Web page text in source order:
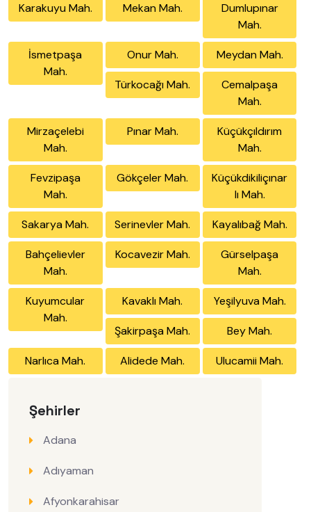
Şehirler
Adana
Adıyaman
Afyonkarahisar
Karakuyu Mah. Mekan Mah.
Dumlupınar
Mah.
İsmetpaşa
Mah.
Onur Mah. Meydan Mah.
Türkocağı Mah.
Cemalpaşa
Mah.
Mirzaçelebi
Mah.
Pınar Mah.
Küçükçıldırım
Mah.
Fevzipaşa
Mah.
Gökçeler Mah.
Küçükdikiliçınar
lı Mah.
Sakarya Mah. Serinevler Mah. Kayalıbağ Mah.
Bahçelievler
Mah.
Kocavezir Mah.
Gürselpaşa
Mah.
Kuyumcular
Mah.
Kavaklı Mah. Yeşilyuva Mah.
Şakirpaşa Mah. Bey Mah.
Narlıca Mah. Alidede Mah. Ulucamii Mah.